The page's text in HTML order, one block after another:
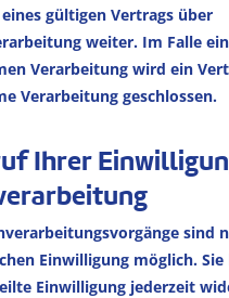
gültigen Vertrags über
weiter. Im Falle
Verarbeitung wird ein
Verarbeitung geschlossen.
Ihrer
sind
Einwilligung möglich.
Einwilligung jederzeit